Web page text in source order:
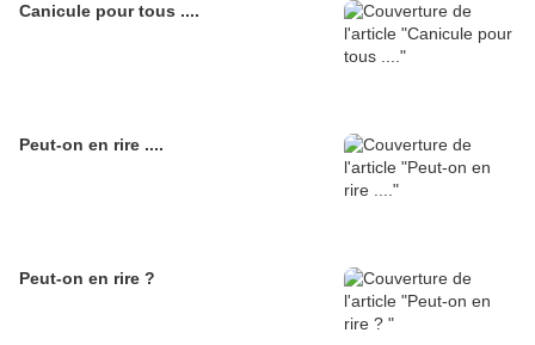
Canicule pour tous ....
Peut-on en rire ....
Peut-on en rire ?